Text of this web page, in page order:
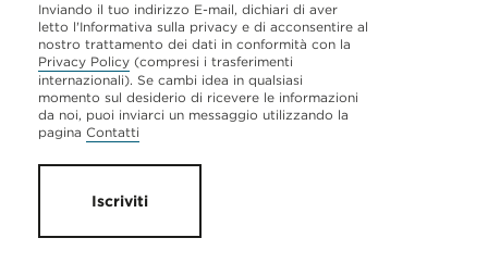
Inviando il tuo indirizzo E-mail, dichiari di aver
letto l'Informativa sulla privacy e di acconsentire al
nostro trattamento dei dati in conformità con la
Privacy Policy (compresi i trasferimenti
internazionali). Se cambi idea in qualsiasi
momento sul desiderio di ricevere le informazioni
da noi, puoi inviarci un messaggio utilizzando la
pagina Contatti
Iscriviti